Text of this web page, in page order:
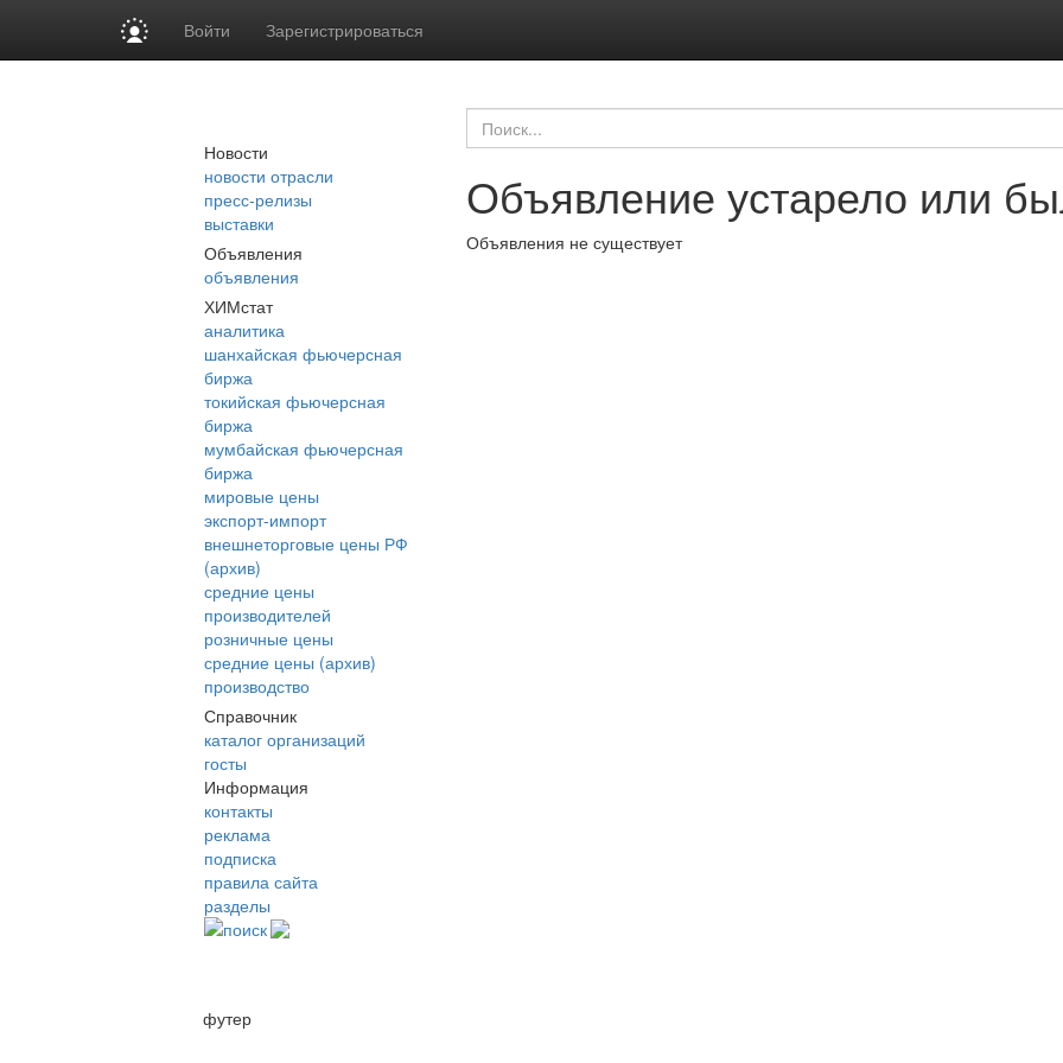
Войти Зарегистрироваться
Новости
новости отрасли
пресс-релизы
выставки
Объявления
объявления
ХИМстат
аналитика
шанхайская фьючерсная
биржа
токийская фьючерсная
биржа
мумбайская фьючерсная
биржа
мировые цены
экспорт-импорт
внешнеторговые цены РФ
(архив)
средние цены
производителей
розничные цены
средние цены (архив)
производство
Справочник
каталог организаций
госты
Информация
контакты
реклама
подписка
правила сайта
разделы
поиск
Объявление устарело или
Объявления не существует
футер